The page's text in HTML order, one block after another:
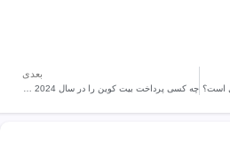
بعدی
چه کسی پرداخت بیت کوین را در سال 2024 می پذیرد؟